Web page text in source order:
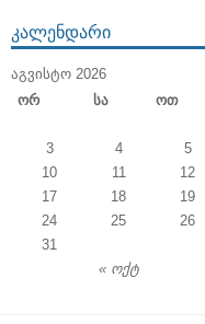
ᲙᲐᲚᲔᲜᲓᲐᲠᲘ
ᲐᲒᲕᲘᲡᲢᲝ 2026
Ორ
Სა Ოთ
« ოქტ
3
4 5
10
11 12
17
18 19
24
25 26
31